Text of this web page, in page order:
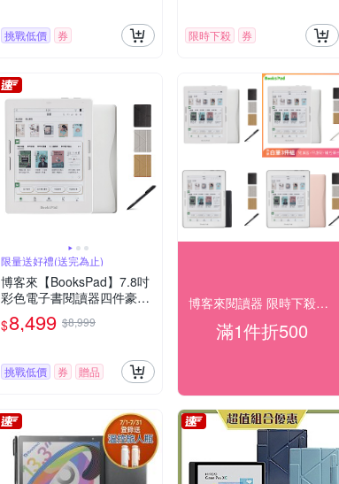
挑戰低價 券 限時下殺 券
限量送好禮(送完為止)
博客來【BooksPad】7.8吋
彩色電子書閱讀器四件豪華
組(白色主機+黑筆+筆芯+殼)
$8,499 $8,999
挑戰低價 券 贈品
博客來閱讀器 限時下殺送好禮
滿1件折500